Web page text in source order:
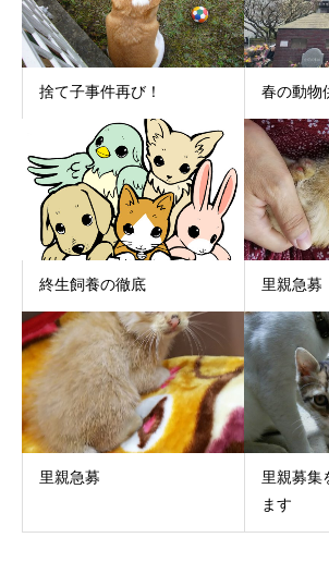
捨て子事件再び！ 春の動物
終生飼養の徹底 里親急
里親急募
里親募集
ます